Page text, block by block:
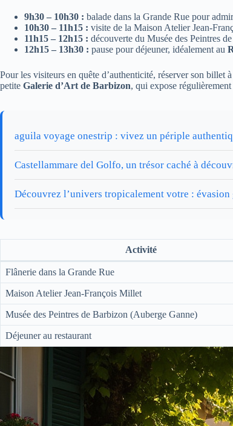
9h30 – 10h30 : balade dans la Grande Rue pour
10h30 – 11h15 : visite de la Maison Atelier Jean-
11h15 – 12h15 : découverte du Musée des Peintres
12h15 – 13h30 : pause pour déjeuner, idéalement au
Pour les visiteurs en quête d’authenticité, réserver son billet
petite Galerie d’Art de Barbizon, qui expose
aguila voyage onestrip : vivez un périple
Castellammare del Golfo, un trésor caché à
Découvrez l’univers tropicalement votre : évasion
Activité
Flânerie dans la Grande Rue
Maison Atelier Jean-François Millet
Musée des Peintres de Barbizon (Auberge Ganne)
Déjeuner au restaurant